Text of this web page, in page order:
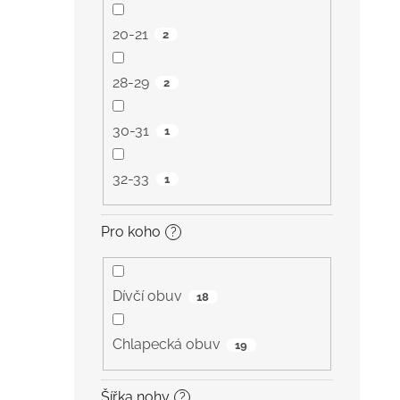
20-21 2
28-29 2
30-31 1
32-33 1
Pro koho ?
Dívčí obuv 18
Chlapecká obuv 19